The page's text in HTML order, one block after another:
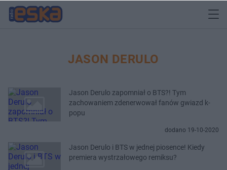
JASON DERULO
Jason Derulo zapomniał o BTS?! Tym
zachowaniem zdenerwował fanów gwiazd k-
popu
dodano 19-10-2020
Jason Derulo i BTS w jednej piosence! Kiedy
premiera wystrzałowego remiksu?